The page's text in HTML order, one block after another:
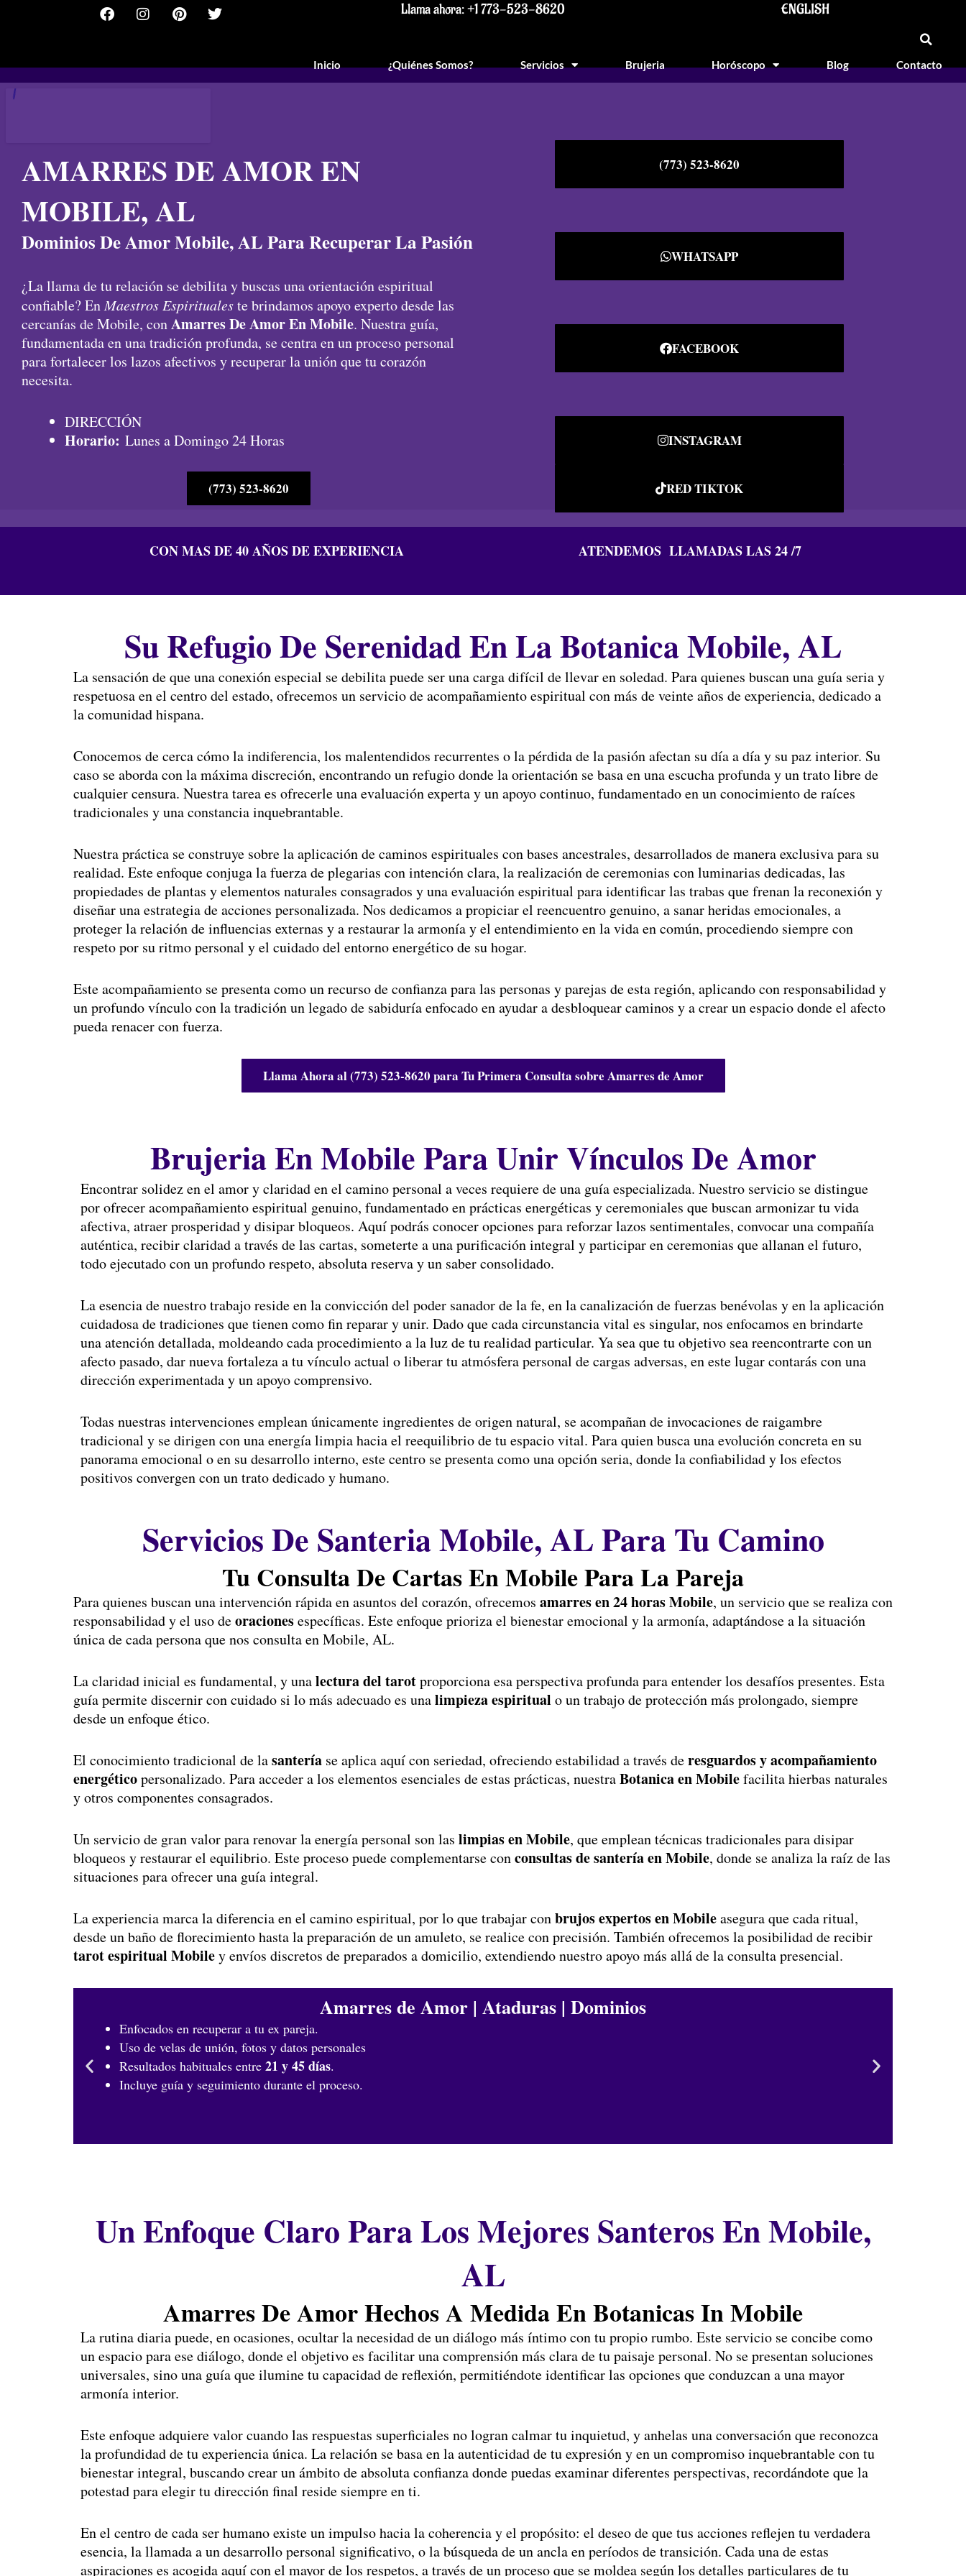
F
a
b
o
I
n
a
g
P
i
e
r
T
w
t
e
Llama ahora: +1 773-523-8620 ENGLISH
Inicio ¿Quiénes Somos? Servicios Brujeria Horóscopo Blog Contacto
AMARRES DE AMOR EN
MOBILE, AL
Dominios De Amor Mobile, AL Para Recuperar La Pasión
¿La llama de tu relación se debilita y buscas una orientación espiritual
confiable? EnMaestros Espiritualeste brindamos apoyo experto desde las
cercanías de Mobile, conAmarres De Amor En Mobile. Nuestra guía,
fundamentada en una tradición profunda, se centra en un proceso personal
para fortalecer los lazos afectivos y recuperar la unión que tu corazón
necesita.
DIRECCIÓN
Horario: Lunes a Domingo 24 Horas
(773) 523-8620
(773) 523-8620
WHATSAPP
FACEBOOK
INSTAGRAM
RED TIKTOK
CON MAS DE 40 AÑOS DE EXPERIENCIA ATENDEMOS LLAMADAS LAS 24 /7
Su Refugio De Serenidad En La Botanica Mobile, AL
La sensación de que una conexión especial se debilita puede ser una carga difícil de llevar en soledad. Para quienes buscan una guía seria y
respetuosa en el centro del estado, ofrecemos un servicio de acompañamiento espiritual con más de veinte años de experiencia, dedicado a
la comunidad hispana.
Conocemos de cerca cómo la indiferencia, los malentendidos recurrentes o la pérdida de la pasión afectan su día a día y su paz interior. Su
caso se aborda con la máxima discreción, encontrando un refugio donde la orientación se basa en una escucha profunda y un trato libre de
cualquier censura. Nuestra tarea es ofrecerle una evaluación experta y un apoyo continuo, fundamentado en un conocimiento de raíces
tradicionales y una constancia inquebrantable.
Nuestra práctica se construye sobre la aplicación de caminos espirituales con bases ancestrales, desarrollados de manera exclusiva para su
realidad. Este enfoque conjuga la fuerza de plegarias con intención clara, la realización de ceremonias con luminarias dedicadas, las
propiedades de plantas y elementos naturales consagrados y una evaluación espiritual para identificar las trabas que frenan la reconexión y
diseñar una estrategia de acciones personalizada. Nos dedicamos a propiciar el reencuentro genuino, a sanar heridas emocionales, a
proteger la relación de influencias externas y a restaurar la armonía y el entendimiento en la vida en común, procediendo siempre con
respeto por su ritmo personal y el cuidado del entorno energético de su hogar.
Este acompañamiento se presenta como un recurso de confianza para las personas y parejas de esta región, aplicando con responsabilidad y
un profundo vínculo con la tradición un legado de sabiduría enfocado en ayudar a desbloquear caminos y a crear un espacio donde el afecto
pueda renacer con fuerza.
Llama Ahora al (773) 523-8620 para Tu Primera Consulta sobre Amarres de Amor
Brujeria En Mobile Para Unir Vínculos De Amor
Encontrar solidez en el amor y claridad en el camino personal a veces requiere de una guía especializada. Nuestro servicio se distingue
por ofrecer acompañamiento espiritual genuino, fundamentado en prácticas energéticas y ceremoniales que buscan armonizar tu vida
afectiva, atraer prosperidad y disipar bloqueos. Aquí podrás conocer opciones para reforzar lazos sentimentales, convocar una compañía
auténtica, recibir claridad a través de las cartas, someterte a una purificación integral y participar en ceremonias que allanan el futuro,
todo ejecutado con un profundo respeto, absoluta reserva y un saber consolidado.
La esencia de nuestro trabajo reside en la convicción del poder sanador de la fe, en la canalización de fuerzas benévolas y en la aplicación
cuidadosa de tradiciones que tienen como fin reparar y unir. Dado que cada circunstancia vital es singular, nos enfocamos en brindarte
una atención detallada, moldeando cada procedimiento a la luz de tu realidad particular. Ya sea que tu objetivo sea reencontrarte con un
afecto pasado, dar nueva fortaleza a tu vínculo actual o liberar tu atmósfera personal de cargas adversas, en este lugar contarás con una
dirección experimentada y un apoyo comprensivo.
Todas nuestras intervenciones emplean únicamente ingredientes de origen natural, se acompañan de invocaciones de raigambre
tradicional y se dirigen con una energía limpia hacia el reequilibrio de tu espacio vital. Para quien busca una evolución concreta en su
panorama emocional o en su desarrollo interno, este centro se presenta como una opción seria, donde la confiabilidad y los efectos
positivos convergen con un trato dedicado y humano.
Servicios De Santeria Mobile, AL Para Tu Camino
Tu Consulta De Cartas En Mobile Para La Pareja
Para quienes buscan una intervención rápida en asuntos del corazón, ofrecemos amarres en 24 horas Mobile, un servicio que se realiza con
responsabilidad y el uso deoracionesespecíficas. Este enfoque prioriza el bienestar emocional y la armonía, adaptándose a la situación
única de cada persona que nos consulta en Mobile, AL.
La claridad inicial es fundamental, y unalectura del tarotproporciona esa perspectiva profunda para entender los desafíos presentes. Esta
guía permite discernir con cuidado si lo más adecuado es unalimpieza espiritual o un trabajo de protección más prolongado, siempre
desde un enfoque ético.
El conocimiento tradicional de lasantería se aplica aquí con seriedad, ofreciendo estabilidad a través deresguardos y acompañamiento
energéticopersonalizado. Para acceder a los elementos esenciales de estas prácticas, nuestraBotanica en Mobilefacilita hierbas naturales
y otros componentes consagrados.
Un servicio de gran valor para renovar la energía personal son las limpias en Mobile, que emplean técnicas tradicionales para disipar
bloqueos y restaurar el equilibrio. Este proceso puede complementarse conconsultas de santería en Mobile, donde se analiza la raíz de las
situaciones para ofrecer una guía integral.
La experiencia marca la diferencia en el camino espiritual, por lo que trabajar conbrujos expertos en Mobileasegura que cada ritual,
desde un baño de florecimiento hasta la preparación de un amuleto, se realice con precisión. También ofrecemos la posibilidad de recibir
tarot espiritual Mobiley envíos discretos de preparados a domicilio, extendiendo nuestro apoyo más allá de la consulta presencial.
Amarres de Amor | Ataduras | Dominios
Enfocados en recuperar a tu ex pareja.
Uso de velas de unión, fotos y datos personales
Resultados habituales entre 21 y 45 días.
Incluye guía y seguimiento durante el proceso.
Un Enfoque Claro Para Los Mejores Santeros En Mobile,
AL
Amarres De Amor Hechos A Medida En Botanicas In Mobile
La rutina diaria puede, en ocasiones, ocultar la necesidad de un diálogo más íntimo con tu propio rumbo. Este servicio se concibe como
un espacio para ese diálogo, donde el objetivo es facilitar una comprensión más clara de tu paisaje personal. No se presentan soluciones
universales, sino una guía que ilumine tu capacidad de reflexión, permitiéndote identificar las opciones que conduzcan a una mayor
armonía interior.
Este enfoque adquiere valor cuando las respuestas superficiales no logran calmar tu inquietud, y anhelas una conversación que reconozca
la profundidad de tu experiencia única. La relación se basa en la autenticidad de tu expresión y en un compromiso inquebrantable con tu
bienestar integral, buscando crear un ámbito de absoluta confianza donde puedas examinar diferentes perspectivas, recordándote que la
potestad para elegir tu dirección final reside siempre en ti.
En el centro de cada ser humano existe un impulso hacia la coherencia y el propósito: el deseo de que tus acciones reflejen tu verdadera
esencia, la llamada a un desarrollo personal significativo, o la búsqueda de un ancla en períodos de transición. Cada una de estas
aspiraciones es acogida aquí con el mayor de los respetos, a través de un proceso que se moldea según los detalles particulares de tu